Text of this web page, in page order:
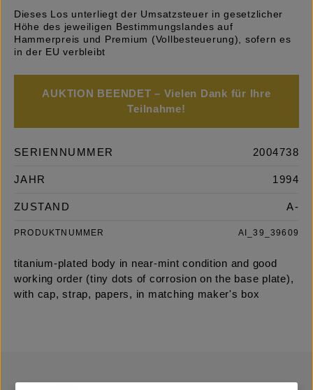
Dieses Los unterliegt der Umsatzsteuer in gesetzlicher
Höhe des jeweiligen Bestimmungslandes auf
Hammerpreis und Premium (Vollbesteuerung), sofern es
in der EU verbleibt
AUKTION BEENDET – Vielen Dank für Ihre
Teilnahme!
SERIENNUMMER 2004738
JAHR 1994
ZUSTAND A-
PRODUKTNUMMER AI_39_39609
titanium-plated body in near-mint condition and good
working order (tiny dots of corrosion on the base plate),
with cap, strap, papers, in matching maker's box